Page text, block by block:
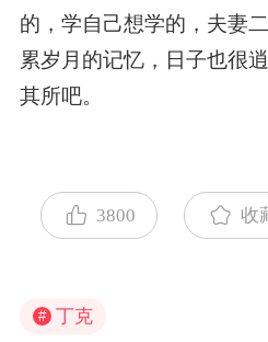
的，学自己想学的，夫妻
累岁月的记忆，日子也很
其所吧。
3800 收
# 丁克